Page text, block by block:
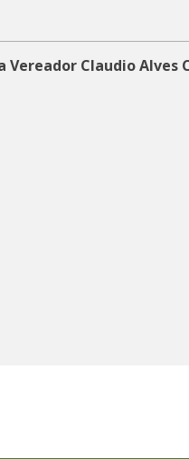
Vereador Claudio Alves